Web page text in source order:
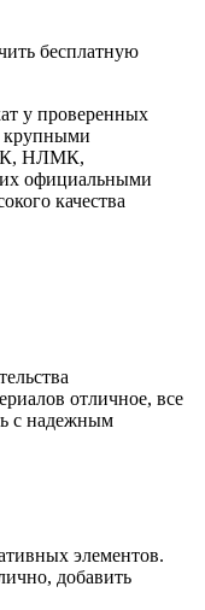
бесплатную
у проверенных
крупными
НЛМК,
их официальными
качества
отличное, все
с надежным
элементов.
добавить